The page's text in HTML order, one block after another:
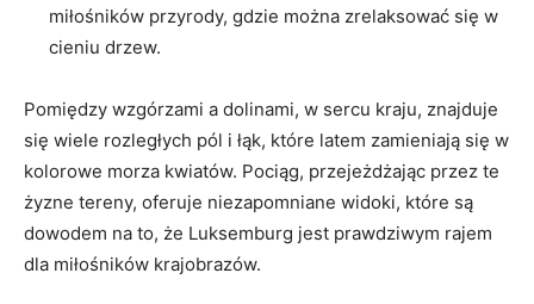
miłośników przyrody,⁢ gdzie można zrelaksować się w
cieniu ​drzew.
Pomiędzy wzgórzami a dolinami, w sercu kraju, znajduje
się​ wiele rozległych pól i łąk, które latem zamieniają się‍ w
⁣kolorowe morza kwiatów. Pociąg, przejeżdżając przez te
żyzne tereny, oferuje niezapomniane widoki, które są
dowodem na to, że Luksemburg jest prawdziwym rajem
dla​ miłośników krajobrazów.